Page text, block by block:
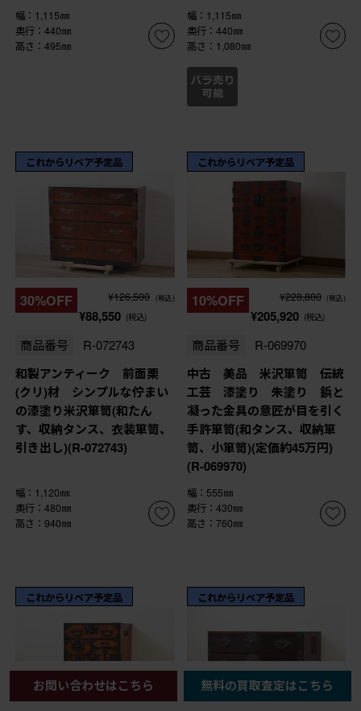
幅：1,115㎜
奥行：440㎜
高さ：495㎜
幅：1,115㎜
奥行：440㎜
高さ：1,080㎜
これからリペア予定品
30%OFF ¥126,500 (税込)
¥88,550 (税込)
商品番号 R-072743
和製アンティーク 前面栗
(クリ)材 シンプルな佇まい
の漆塗り米沢箪笥(和たん
す、収納タンス、衣装箪笥、
引き出し)(R-072743)
幅：1,120㎜
奥行：480㎜
高さ：940㎜
これからリペア予定品
10%OFF ¥228,800 (税込)
¥205,920 (税込)
商品番号 R-069970
中古 美品 米沢箪笥 伝統
工芸 漆塗り 朱塗り 鋲と
凝った金具の意匠が目を引く
手許箪笥(和タンス、収納箪
笥、小箪笥)(定価約45万円)
(R-069970)
幅：555㎜
奥行：430㎜
高さ：760㎜
これからリペア予定品 これからリペア予定品
お問い合わせはこちら 無料の買取査定はこちら